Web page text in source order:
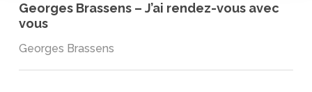
Georges Brassens – J’ai rendez-vous avec
vous
Georges Brassens